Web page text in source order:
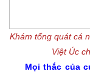
Khám tổng quát cá
Việt Úc
Mọi thắc của